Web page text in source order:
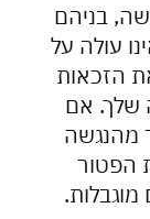
בניהם
עולה על
הזכאות
שלך. אם
מהנגשה
הפטור
מוגבלות.